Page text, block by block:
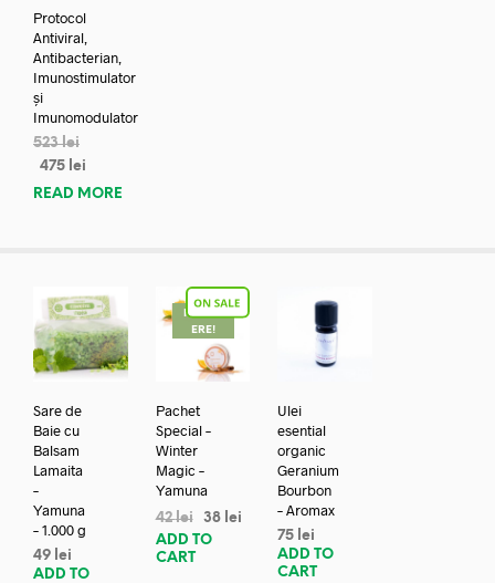
Protocol
Antiviral,
Antibacterian,
Imunostimulator
și
Imunomodulator
523lei
475 lei
READ MORE
Sare de
Baie cu
Balsam
Lamaita
–
Yamuna
– 1.000 g
49 lei
ADD TO
REDUC
ERE!
Pachet
Special –
Winter
Magic –
Yamuna
42lei 38 lei
ADD TO
CART
Ulei
esential
organic
Geranium
Bourbon
– Aromax
75 lei
ADD TO
CART